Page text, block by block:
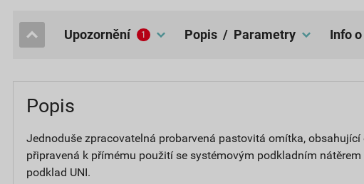
popis / Parametry
upozornění 1 Info
Popis
Jednoduše zpracovatelná probarvená pastovitá omítka, obsahující
připravená k přímému použití se systémovým podkladním nátěrem
podklad UNI.